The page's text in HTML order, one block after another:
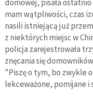
domowej, pisała
mam wątpliwości, czas
nasili istniejącą już
z niektórych miejsc w
policja zarejestrowała
znęcania się
"Piszę o tym, bo zwykle
lekceważone, pomijane i